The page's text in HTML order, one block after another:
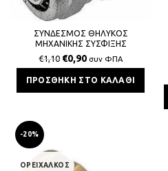
ΣΥΝΔΕΣΜΟΣ ΘΗΛΥΚΟΣ
ΜΗΧΑΝΙΚΗΣ ΣΥΣΦΙΞΗΣ
ΠΟΛΥΣΤΡΩΜΑΤΙΚΗΣ 16x2x1/2 BS
€1,10 €0,90 συν ΦΠΑ
ΠΡΟΣΘΉΚΗ ΣΤΟ ΚΑΛΆΘΙ
-20%
ΟΡΕΙΧΑΛΚΟΣ